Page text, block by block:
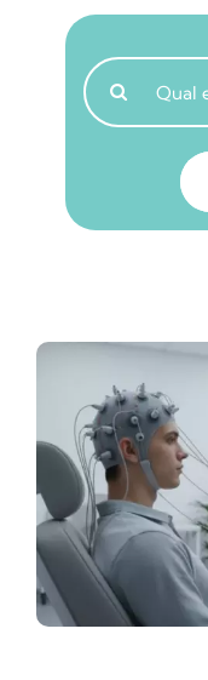
Buscar
resultados